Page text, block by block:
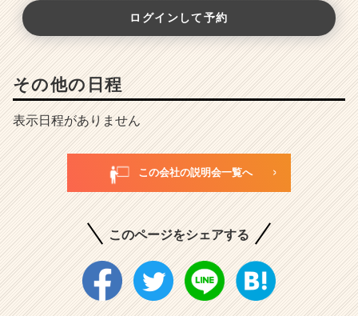
ログインして予約
その他の日程
表示日程がありません
この会社の説明会一覧へ
このページをシェアする